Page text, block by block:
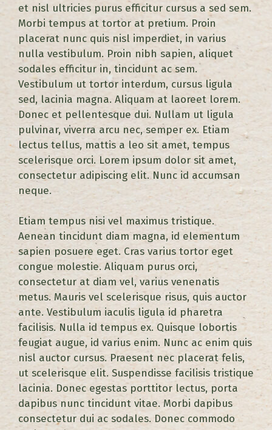
et nisl ultricies purus efficitur cursus a sed sem.
Morbi tempus at tortor at pretium. Proin
placerat nunc quis nisl imperdiet, in varius
nulla vestibulum. Proin nibh sapien, aliquet
sodales efficitur in, tincidunt ac sem.
Vestibulum ut tortor interdum, cursus ligula
sed, lacinia magna. Aliquam at laoreet lorem.
Donec et pellentesque dui. Nullam ut ligula
pulvinar, viverra arcu nec, semper ex. Etiam
lectus tellus, mattis a leo sit amet, tempus
scelerisque orci. Lorem ipsum dolor sit amet,
consectetur adipiscing elit. Nunc id accumsan
neque.
Etiam tempus nisi vel maximus tristique.
Aenean tincidunt diam magna, id elementum
sapien posuere eget. Cras varius tortor eget
congue molestie. Aliquam purus orci,
consectetur at diam vel, varius venenatis
metus. Mauris vel scelerisque risus, quis auctor
ante. Vestibulum iaculis ligula id pharetra
facilisis. Nulla id tempus ex. Quisque lobortis
feugiat augue, id varius enim. Nunc ac enim quis
nisl auctor cursus. Praesent nec placerat felis,
ut scelerisque elit. Suspendisse facilisis tristique
lacinia. Donec egestas porttitor lectus, porta
dapibus nunc tincidunt vitae. Morbi dapibus
consectetur dui ac sodales. Donec commodo